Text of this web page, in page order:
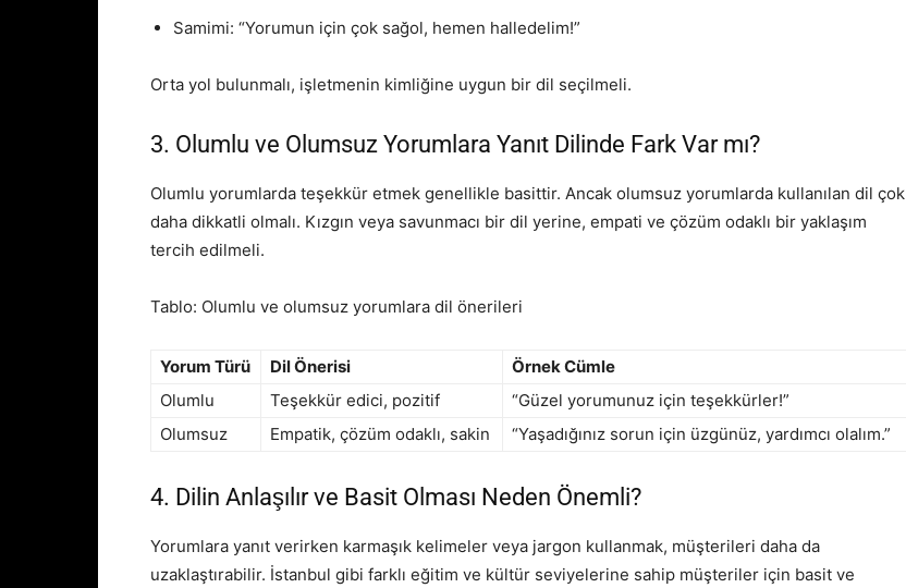
Samimi: “Yorumun için çok sağol, hemen halledelim!”
Orta yol bulunmalı, işletmenin kimliğine uygun bir dil seçilmeli.
3. Olumlu ve Olumsuz Yorumlara Yanıt Dilinde Fark Var mı?
Olumlu yorumlarda teşekkür etmek genellikle basittir. Ancak olumsuz yorumlarda kullanılan dil çok
daha dikkatli olmalı. Kızgın veya savunmacı bir dil yerine, empati ve çözüm odaklı bir yaklaşım
tercih edilmeli.
Tablo: Olumlu ve olumsuz yorumlara dil önerileri
Yorum Türü Dil Önerisi
Örnek Cümle
Olumlu
Teşekkür edici, pozitif
“Güzel yorumunuz için teşekkürler!”
Olumsuz
Empatik, çözüm odaklı, sakin “Yaşadığınız sorun için üzgünüz, yardımcı olalım.”
4. Dilin Anlaşılır ve Basit Olması Neden Önemli?
Yorumlara yanıt verirken karmaşık kelimeler veya jargon kullanmak, müşterileri daha da
uzaklaştırabilir. İstanbul gibi farklı eğitim ve kültür seviyelerine sahip müşteriler için basit ve